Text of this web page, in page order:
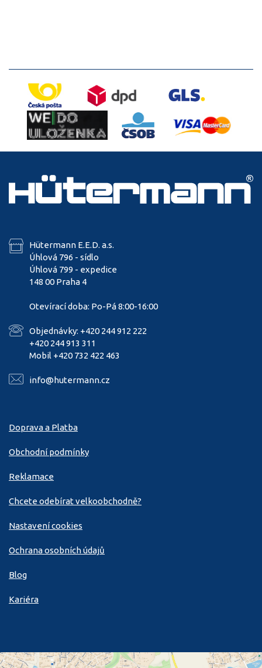
Hütermann E.E.D. a.s.
Úhlová 796 - sídlo
Úhlová 799 - expedice
148 00 Praha 4
Otevírací doba: Po-Pá 8:00-16:00
Objednávky: +420 244 912 222
+420 244 913 311
Mobil +420 732 422 463
info@hutermann.cz
Doprava a Platba
Obchodní podmínky
Reklamace
Chcete odebírat velkoobchodně?
Nastavení cookies
Ochrana osobních údajů
Blog
Kariéra